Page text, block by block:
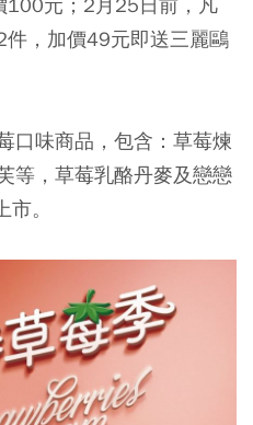
，加價49元即送三麗鷗
口味商品，包含：草莓煉
等，草莓乳酪丹麥及戀戀
。